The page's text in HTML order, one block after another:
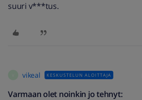
suuri v***tus.
vikeal KESKUSTELUN ALOITTAJA
Varmaan olet noinkin jo tehnyt: